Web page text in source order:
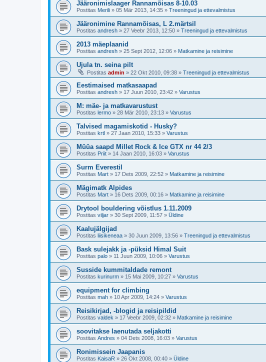
Jääronimislaager Rannamõisas 8-10.03
Postitas Merili » 05 Mär 2013, 14:35 » Treeningud ja ettevalmistus
Jääronimine Rannamõisas, L 2.märtsil
Postitas andresh » 27 Veebr 2013, 12:50 » Treeningud ja ettevalmistus
2013 mäeplaanid
Postitas andresh » 25 Sept 2012, 12:06 » Matkamine ja reisimine
Ujula tn. seina pilt
Postitas admin » 22 Okt 2010, 09:38 » Treeningud ja ettevalmistus
Eestimaised matkasaapad
Postitas andresh » 17 Juun 2010, 23:42 » Varustus
M: mäe- ja matkavarustust
Postitas lermo » 28 Mär 2010, 23:13 » Varustus
Talvised magamiskotid - Husky?
Postitas krtl » 27 Jaan 2010, 15:33 » Varustus
Müüa saapd Millet Rock & Ice GTX nr 44 2/3
Postitas Priit » 14 Jaan 2010, 16:03 » Varustus
Surm Everestil
Postitas Mart » 17 Dets 2009, 22:52 » Matkamine ja reisimine
Mägimatk Alpides
Postitas Mart » 16 Dets 2009, 00:16 » Matkamine ja reisimine
Drytool bouldering võistlus 1.11.2009
Postitas viljar » 30 Sept 2009, 11:57 » Üldine
Kaalujälgijad
Postitas liisikeneaa » 30 Juun 2009, 13:56 » Treeningud ja ettevalmistus
Bask sulejakk ja -püksid Himal Suit
Postitas palo » 11 Juun 2009, 10:06 » Varustus
Susside kummitaldade remont
Postitas kurinurm » 15 Mai 2009, 10:27 » Varustus
equipment for climbing
Postitas mah » 10 Apr 2009, 14:24 » Varustus
Reisikirjad, -blogid ja reisipildid
Postitas valdek » 17 Veebr 2009, 02:32 » Matkamine ja reisimine
soovitakse laenutada seljakotti
Postitas Andres » 04 Dets 2008, 16:03 » Varustus
Ronimissein Jaapanis
Postitas KaisaR » 26 Okt 2008, 00:40 » Üldine